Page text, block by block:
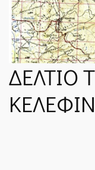
ΝΈΑ
ΔΕΛΤΙΟ